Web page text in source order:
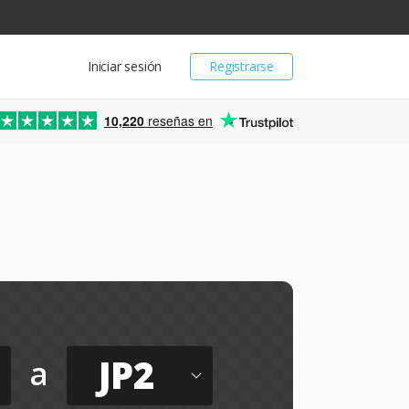
Registrarse
Iniciar sesión
10,220 reseñas en
a JP2